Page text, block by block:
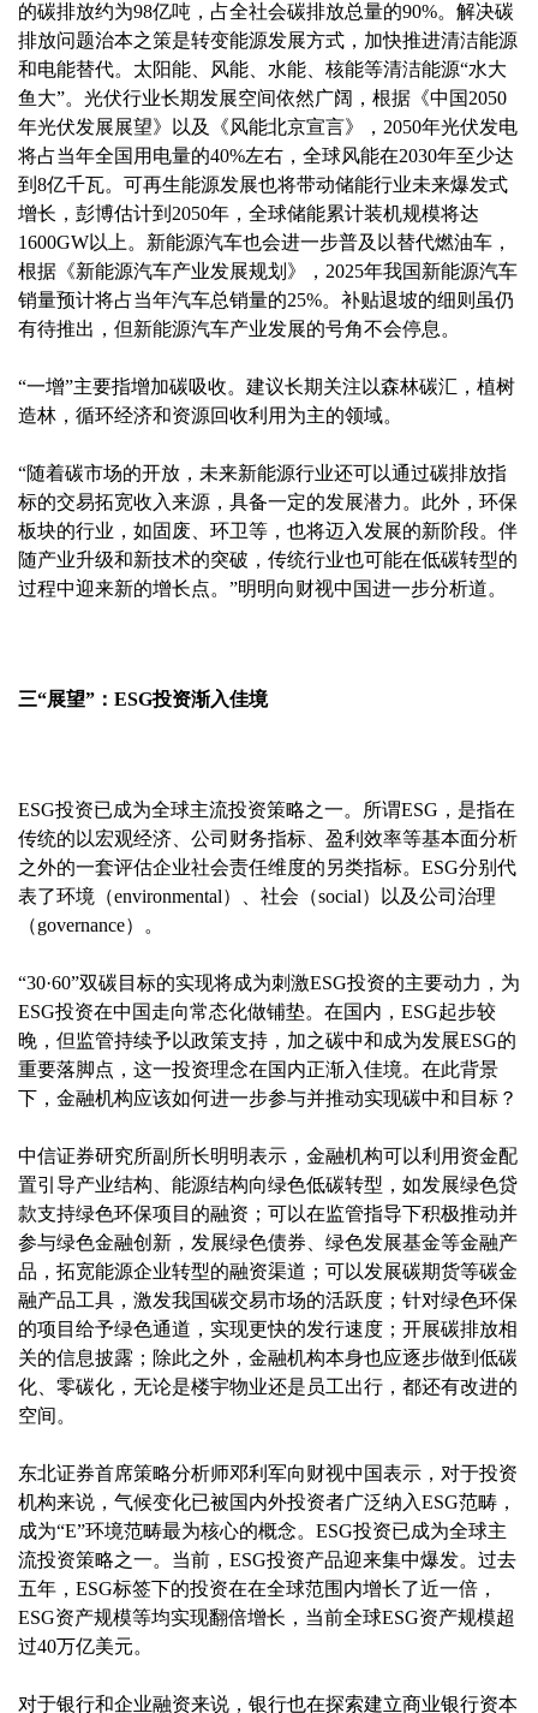
的碳排放约为98亿吨，占全社会碳排放总量的90%。解决碳
排放问题治本之策是转变能源发展方式，加快推进清洁能源
和电能替代。太阳能、风能、水能、核能等清洁能源“水大
鱼大”。光伏行业长期发展空间依然广阔，根据《中国2050
年光伏发展展望》以及《风能北京宣言》，2050年光伏发电
将占当年全国用电量的40%左右，全球风能在2030年至少达
到8亿千瓦。可再生能源发展也将带动储能行业未来爆发式
增长，彭博估计到2050年，全球储能累计装机规模将达
1600GW以上。新能源汽车也会进一步普及以替代燃油车，
根据《新能源汽车产业发展规划》，2025年我国新能源汽车
销量预计将占当年汽车总销量的25%。补贴退坡的细则虽仍
有待推出，但新能源汽车产业发展的号角不会停息。
“一增”主要指增加碳吸收。建议长期关注以森林碳汇，植树
造林，循环经济和资源回收利用为主的领域。
“随着碳市场的开放，未来新能源行业还可以通过碳排放指
标的交易拓宽收入来源，具备一定的发展潜力。此外，环保
板块的行业，如固废、环卫等，也将迈入发展的新阶段。伴
随产业升级和新技术的突破，传统行业也可能在低碳转型的
过程中迎来新的增长点。”明明向财视中国进一步分析道。
三“展望”：ESG投资渐入佳境
ESG投资已成为全球主流投资策略之一。所谓ESG，是指在
传统的以宏观经济、公司财务指标、盈利效率等基本面分析
之外的一套评估企业社会责任维度的另类指标。ESG分别代
表了环境（environmental）、社会（social）以及公司治理
（governance）。
“30·60”双碳目标的实现将成为刺激ESG投资的主要动力，为
ESG投资在中国走向常态化做铺垫。在国内，ESG起步较
晚，但监管持续予以政策支持，加之碳中和成为发展ESG的
重要落脚点，这一投资理念在国内正渐入佳境。在此背景
下，金融机构应该如何进一步参与并推动实现碳中和目标？
中信证券研究所副所长明明表示，金融机构可以利用资金配
置引导产业结构、能源结构向绿色低碳转型，如发展绿色贷
款支持绿色环保项目的融资；可以在监管指导下积极推动并
参与绿色金融创新，发展绿色债券、绿色发展基金等金融产
品，拓宽能源企业转型的融资渠道；可以发展碳期货等碳金
融产品工具，激发我国碳交易市场的活跃度；针对绿色环保
的项目给予绿色通道，实现更快的发行速度；开展碳排放相
关的信息披露；除此之外，金融机构本身也应逐步做到低碳
化、零碳化，无论是楼宇物业还是员工出行，都还有改进的
空间。
东北证券首席策略分析师邓利军向财视中国表示，对于投资
机构来说，气候变化已被国内外投资者广泛纳入ESG范畴，
成为“E”环境范畴最为核心的概念。ESG投资已成为全球主
流投资策略之一。当前，ESG投资产品迎来集中爆发。过去
五年，ESG标签下的投资在在全球范围内增长了近一倍，
ESG资产规模等均实现翻倍增长，当前全球ESG资产规模超
过40万亿美元。
对于银行和企业融资来说，银行也在探索建立商业银行资本